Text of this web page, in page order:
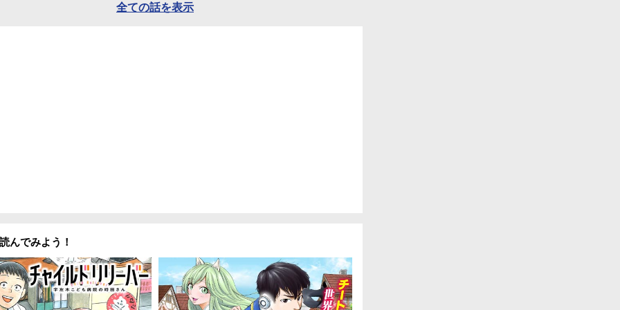
全ての話を表示
んでみよう！